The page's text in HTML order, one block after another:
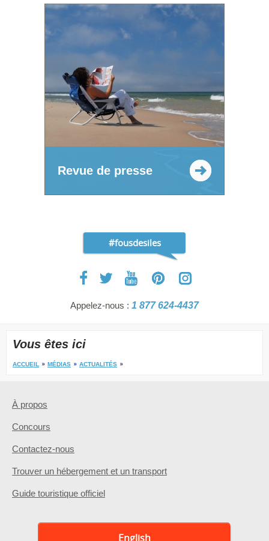
Revue de presse
#fousdesiles
Appelez-nous : 1 877 624-4437
Vous êtes ici
ACCUEIL MÉDIAS ACTUALITÉS
À propos
Concours
Contactez-nous
Trouver un hébergement et un transport
Guide touristique officiel
English